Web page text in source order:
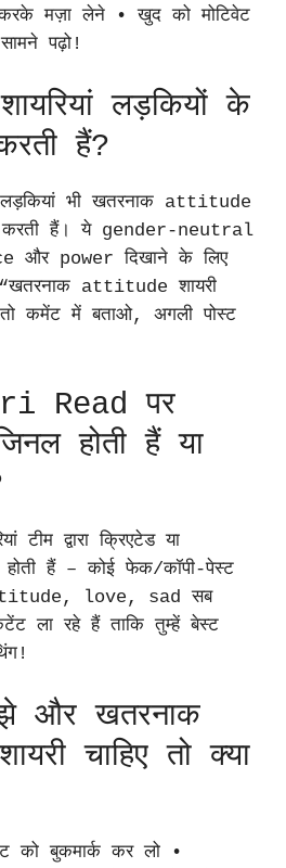
मज़ा लेने • खुद को मोटिवेट
पढ़ो!
लड़कियों के
हैं?
भी खतरनाक attitude
करती हैं। ये gender-neutral
और power दिखाने के लिए
attitude शायरी
कमेंट में बताओ, अगली पोस्ट
Read पर
होती हैं या
टीम द्वारा क्रिएटेड या
हैं – कोई फेक/कॉपी-पेस्ट
love, sad सब
ला रहे हैं ताकि तुम्हें बेस्ट
और खतरनाक
चाहिए तो क्या
को बुकमार्क कर लो •